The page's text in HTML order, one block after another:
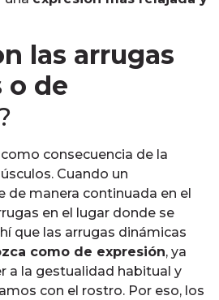
las arrugas
o de
consecuencia de la
Cuando un
manera continuada en el
en el lugar donde se
que las arrugas dinámicas
como de expresión, ya
a la gestualidad habitual y
con el rostro. Por eso, los